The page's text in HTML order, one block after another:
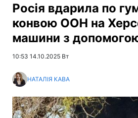
Росія вдарила по
конвою ООН на
машини з
10:53 14.10.2025 Вт
НАТАЛІЯ КАВА